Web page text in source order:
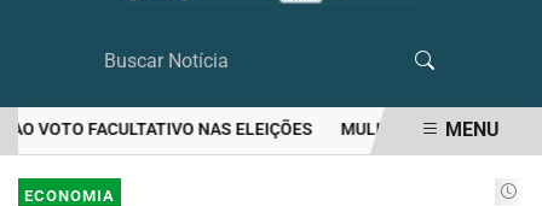
VOTO FACULTATIVO NAS ELEIÇÕES MULHER MATA O PRÓPRIO
EM ALTA
MENU
ECONOMIA